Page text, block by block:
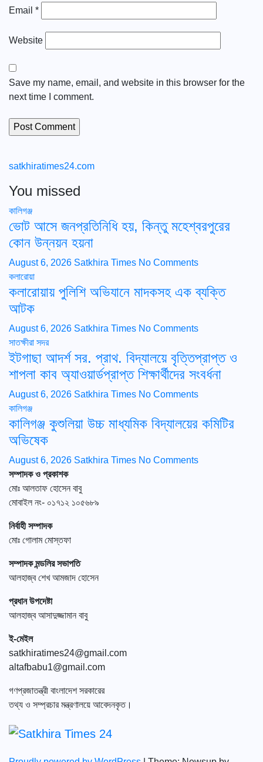
Email *
Website
Save my name, email, and website in this browser for the
next time I comment.
satkhiratimes24.com
You missed
কালিগঞ্জ
ভোট আসে জনপ্রতিনিধি হয়, কিন্তু মহেশ্বরপুরের
কোন উন্নয়ন হয়না
August 6, 2026 Satkhira Times No Comments
কলারোয়া
কলারোয়ায় পুলিশি অভিযানে মাদকসহ এক ব্যক্তি
আটক
August 6, 2026 Satkhira Times No Comments
সাতক্ষীরা সদর
ইটগাছা আদর্শ সর. প্রাথ. বিদ্যালয়ে বৃত্তিপ্রাপ্ত ও
শাপলা কাব অ্যাওয়ার্ডপ্রাপ্ত শিক্ষার্থীদের সংবর্ধনা
August 6, 2026 Satkhira Times No Comments
কালিগঞ্জ
কালিগঞ্জ কুশুলিয়া উচ্চ মাধ্যমিক বিদ্যালয়ের কমিটির
অভিষেক
August 6, 2026 Satkhira Times No Comments
সম্পাদক ও প্রকাশক
মোঃ আলতাফ হোসেন বাবু
মোবাইল নং- ০১৭১২ ১০৫৬৮৯
নির্বাহী সম্পাদক
মোঃ গোলাম মোস্তফা
সম্পাদক মন্ডলির সভাপতি
আলহাজ্ব শেখ আমজাদ হোসেন
প্রধান উপদেষ্টা
আলহাজ্ব আসাদুজ্জামান বাবু
ই-মেইল
satkhiratimes24@gmail.com
altafbabu1@gmail.com
গণপ্রজাতন্ত্রী বাংলাদেশ সরকারের
তথ্য ও সম্প্রচার মন্ত্রণালয়ে আবেদনকৃত।